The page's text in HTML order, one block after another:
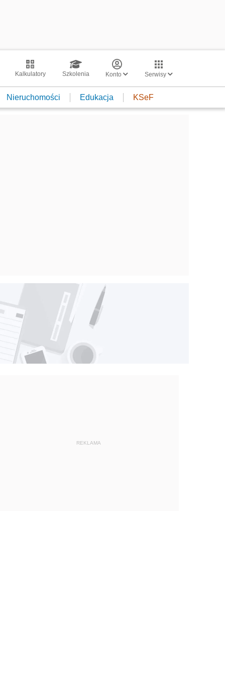
Kalkulatory Szkolenia Konto Serwisy
Nieruchomości Edukacja KSeF
REKLAMA